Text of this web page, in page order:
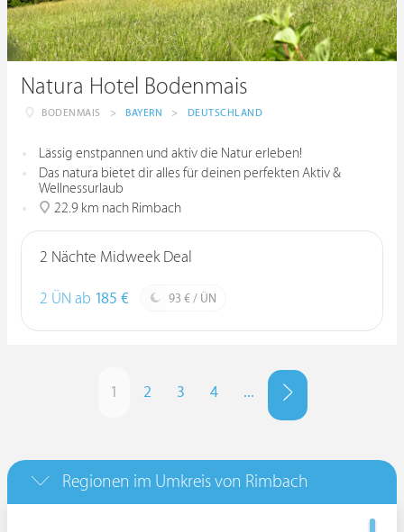
Natura Hotel Bodenmais
BODENMAIS > BAYERN > DEUTSCHLAND
Lässig enstpannen und aktiv die Natur erleben!
Das natura bietet dir alles für deinen perfekten Aktiv &
Wellnessurlaub
22.9 km nach Rimbach
2 Nächte Midweek Deal
2 ÜN ab 185 € 93 € / ÜN
1 2 3 4 ...
Regionen im Umkreis von Rimbach